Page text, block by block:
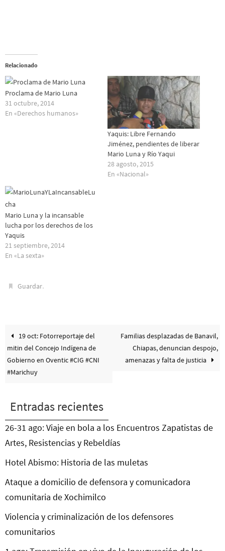
Relacionado
Proclama de Mario Luna
31 octubre, 2014
En «Derechos humanos»
Yaquis: Libre Fernando
Jiménez, pendientes de liberar
Mario Luna y Río Yaqui
28 agosto, 2015
En «Nacional»
Mario Luna y la incansable
lucha por los derechos de los
Yaquis
21 septiembre, 2014
En «La sexta»
Guardar.
19 oct: Fotorreportaje del
mitin del Concejo Indígena de
Gobierno en Oventic #CIG #CNI
#Marichuy
Familias desplazadas de Banavil,
Chiapas, denuncian despojo,
amenazas y falta de justicia
Entradas recientes
26-31 ago: Viaje en bola a los Encuentros Zapatistas de
Artes, Resistencias y Rebeldías
Hotel Abismo: Historia de las muletas
Ataque a domicilio de defensora y comunicadora
comunitaria de Xochimilco
Violencia y criminalización de los defensores
comunitarios